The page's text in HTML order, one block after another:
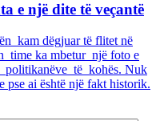
e një dite të veçantë
kam dëgjuar të flitet në
time ka mbetur një foto e
politikanëve të kohës. Nuk
pse ai është një fakt historik.